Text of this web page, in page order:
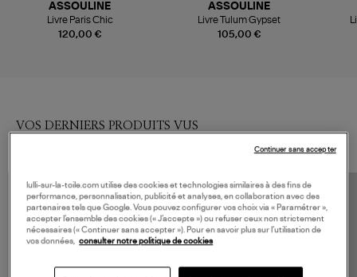
120,00 €
ASSOULINE
Livre Paris Chic
105,00 €
ASSOULINE
Livre Tulum Gypset
VOS DERNIERS PRODUITS VUS
lulli-sur-la-toile.com utilise des cookies et technologies similaires à des fins de
performance, personnalisation, publicité et analyses, en collaboration avec des
partenaires tels que Google. Vous pouvez configurer vos choix via « Paramétrer »,
accepter l’ensemble des cookies (« J’accepte ») ou refuser ceux non strictement
nécessaires (« Continuer sans accepter »). Pour en savoir plus sur l’utilisation de
vos données,
consulter notre politique de cookies
Continuer sans accepter